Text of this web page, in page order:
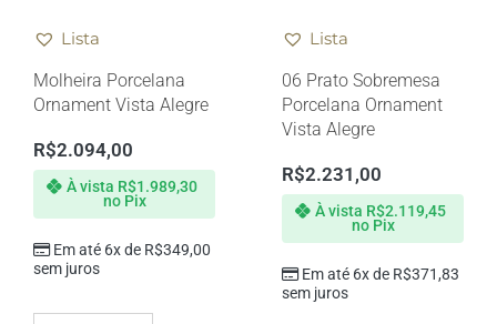
Lista
Molheira Porcelana
Ornament Vista Alegre
R$2.094,00
Em até 6x de R$349,00
sem juros
À vista R$1.989,30
no Pix
Lista
06 Prato Sobremesa
Porcelana Ornament
Vista Alegre
R$2.231,00
Em até 6x de R$371,83
sem juros
À vista R$2.119,45
no Pix